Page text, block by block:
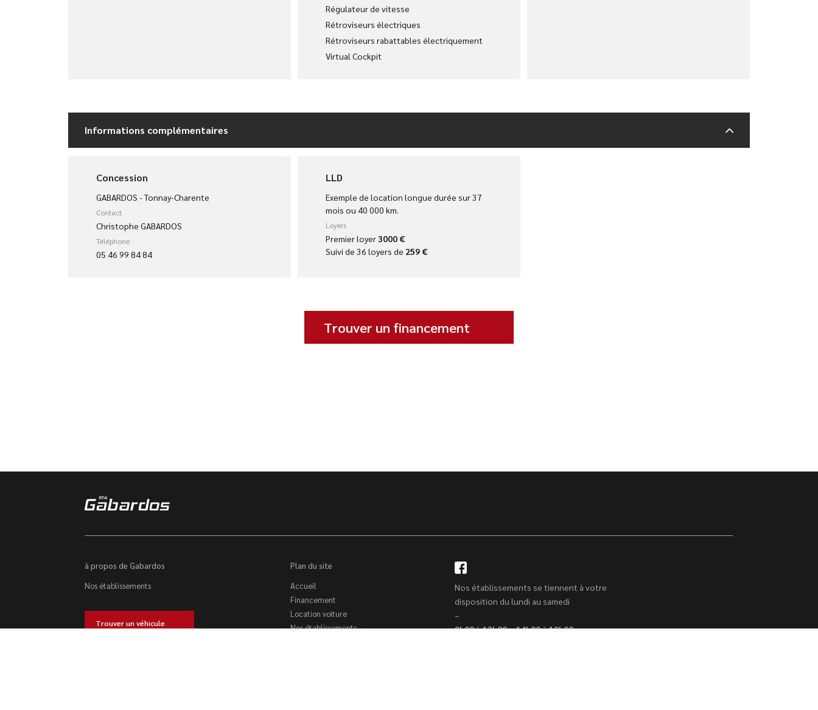
Régulateur de vitesse
Rétroviseurs électriques
Rétroviseurs rabattables électriquement
Virtual Cockpit
Informations complémentaires
Concession
GABARDOS - Tonnay-Charente
Contact
Christophe GABARDOS
Téléphone
05 46 99 84 84
LLD
Exemple de location longue durée sur 37
mois ou 40 000 km.
Loyers
Premier loyer3000 €
Suivi de 36 loyers de 259 €
Trouver un financement
à propos de Gabardos
Nos établissements
Trouver un véhicule
Plan du site
Accueil
Financement
Location voiture
Nos établissements
Nos établissements se tiennent à votre
disposition du lundi au samedi
–
9h00 à 12h00 – 14h00 à 19h00